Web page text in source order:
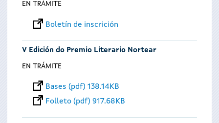
EN TRÁMITE
Boletín de inscrición
V Edición do Premio Literario Nortear
EN TRÁMITE
Bases (pdf) 138.14KB
Folleto (pdf) 917.68KB